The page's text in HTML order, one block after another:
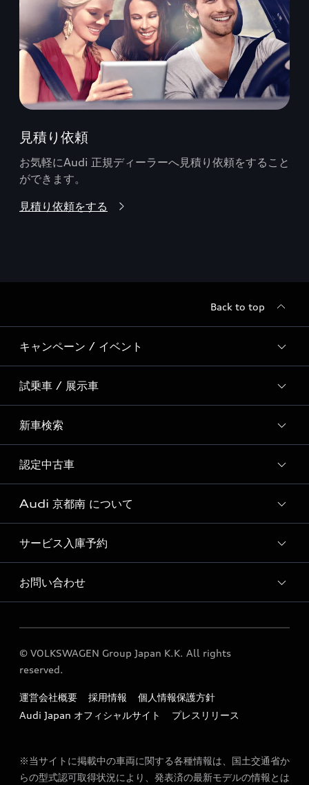
見積り依頼
お気軽にAudi 正規ディーラーへ見積り依頼をすること
ができます。
見積り依頼をする
Back to top
キャンペーン / イベント
全国統一イベント
ディーラー独自イベント
試乗車 / 展示車
試乗予約
試乗車・展示車一覧
新車検索
新車検索
認定中古車
Audi認定中古車検索
Audi 京都南 について
Audi 京都南 店舗情報
Audi 京都南 認定中古車コーナー
Audi 京都南 運営会社概要
Audi 京都南 公式LINEアカウント
定期点検 / 車検 料金表
サービス入庫予約
Audi 京都南 サービス入庫予約
お問い合わせ
各種お問い合わせ
© VOLKSWAGEN Group Japan K.K. All rights
reserved.
運営会社概要 採用情報
個人情報保護方針
Audi Japan オフィシャルサイト
プレスリリース
※当サイトに掲載中の車両に関する各種情報は、国土交通省か
らの型式認可取得状況により、発表済の最新モデルの情報とは